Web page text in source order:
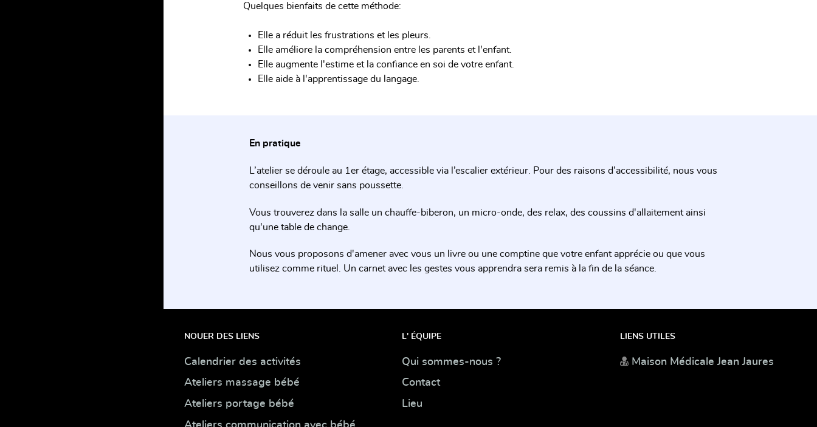
Quelques bienfaits de cette méthode:
Elle a réduit les frustrations et les pleurs.
Elle améliore la compréhension entre les parents et l'enfant.
Elle augmente l'estime et la confiance en soi de votre enfant.
Elle aide à l'apprentissage du langage.
En pratique
L’atelier se déroule au 1er étage, accessible via l’escalier extérieur. Pour des raisons d’accessibilité, nous vous
conseillons de venir sans poussette.
Vous trouverez dans la salle un chauffe-biberon, un micro-onde, des relax, des coussins d'allaitement ainsi
qu'une table de change.
Nous vous proposons d'amener avec vous un livre ou une comptine que votre enfant apprécie ou que vous
utilisez comme rituel. Un carnet avec les gestes vous apprendra sera remis à la fin de la séance.
NOUER DES LIENS
Calendrier des activités
Ateliers massage bébé
Ateliers portage bébé
L' ÉQUIPE
Qui sommes-nous ?
Contact
Lieu
LIENS UTILES
Maison Médicale Jean Jaures